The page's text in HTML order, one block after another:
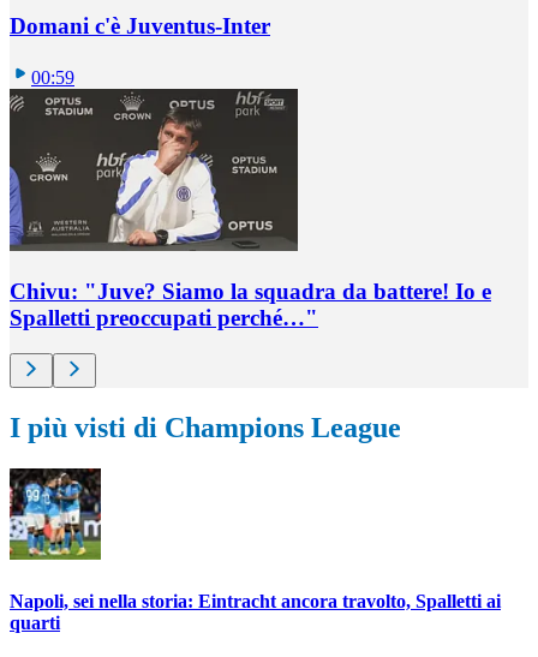
Domani c'è Juventus-Inter
00:59
Chivu: "Juve? Siamo la squadra da battere! Io e
Spalletti preoccupati perché…"
I più visti di Champions League
Napoli, sei nella storia: Eintracht ancora travolto, Spalletti ai
quarti